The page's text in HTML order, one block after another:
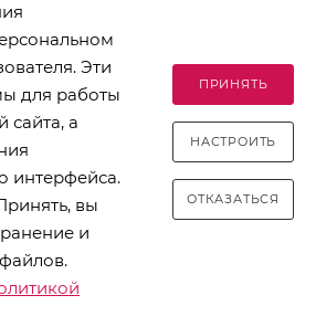
(c). Оптовая торговля посудой и
Адрес: 220012, г. Минск, ул.
пом. 2, телефон 8-017-378-60-00
в Clickmedia
Эти
для работы
сайта, а
интерфейса.
вы
и
ПРИНЯТЬ
НАСТРОИТЬ
ОТКАЗАТЬСЯ